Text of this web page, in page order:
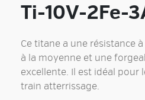
Ti-10V-2Fe-
Ce titane a une résistance
à la moyenne et une
excellente. Il est idéal pour
train atterrissage.